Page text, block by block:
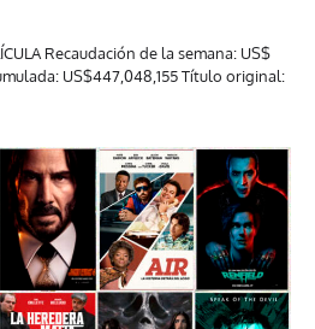
Recaudación de la semana: US$
US$447,048,155 Título original: